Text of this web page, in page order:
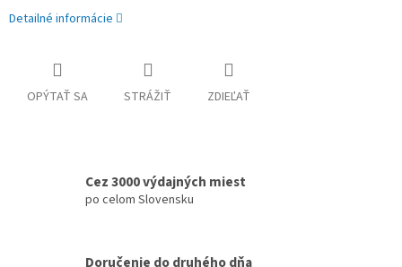
Detailné informácie
OPÝTAŤ SA STRÁŽIŤ ZDIEĽAŤ
Cez 3000 výdajných miest
po celom Slovensku
Doručenie do druhého dňa